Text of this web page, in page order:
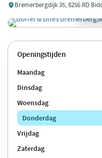
Bremerbergdijk 35, 8256 RD
Openingstijden
Maandag
Dinsdag
Woensdag
Donderdag
Vrijdag
Zaterdag